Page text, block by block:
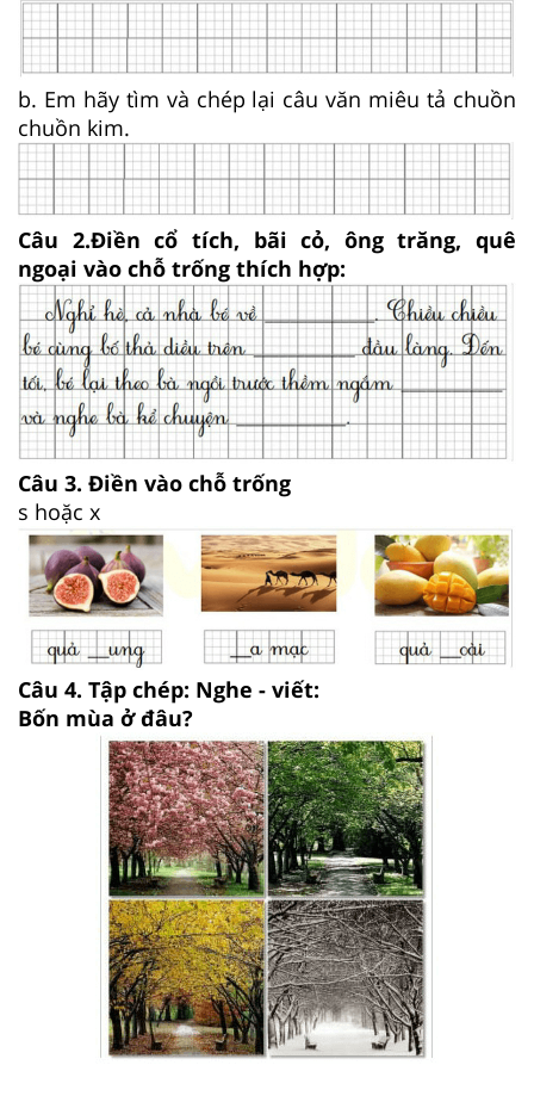
b. Em hãy tìm và chép lại câu văn miêu tả chuồn
chuồn kim.
Câu 2.Điền cổ tích, bãi cỏ, ông trăng, quê
ngoại vào chỗ trống thích hợp:
Câu 3. Điền vào chỗ trống
s hoặc x
Câu 4. Tập chép: Nghe - viết:
Bốn mùa ở đâu?